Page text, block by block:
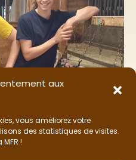
aux
vous améliorez votre
des statistiques de visites.
!